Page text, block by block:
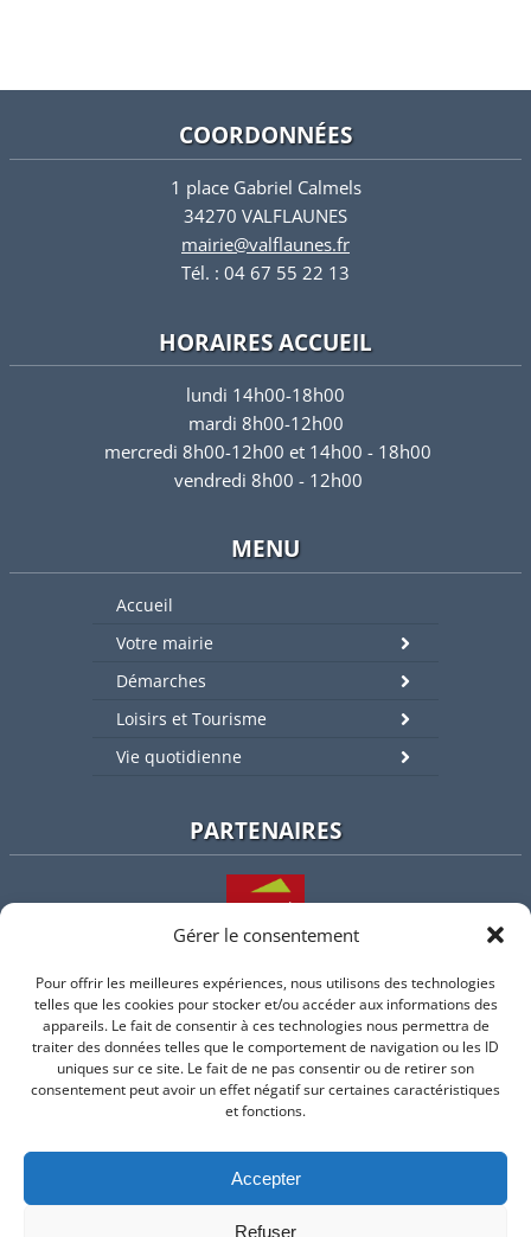
Gérer le consentement
Pour offrir les meilleures expériences, nous utilisons des technologies
telles que les cookies pour stocker et/ou accéder aux informations des
appareils. Le fait de consentir à ces technologies nous permettra de
traiter des données telles que le comportement de navigation ou les ID
uniques sur ce site. Le fait de ne pas consentir ou de retirer son
consentement peut avoir un effet négatif sur certaines caractéristiques
et fonctions.
Accepter
Refuser
COORDONNÉES
1 place Gabriel Calmels
34270 VALFLAUNES
mairie@valflaunes.fr
Tél. : 04 67 55 22 13
HORAIRES ACCUEIL
lundi 14h00-18h00
mardi 8h00-12h00
mercredi 8h00-12h00 et 14h00 - 18h00
vendredi 8h00 - 12h00
MENU
Accueil
Votre mairie
Démarches
Loisirs et Tourisme
Vie quotidienne
PARTENAIRES
L'intercommunalité
Intramuros
Suivez-nous sur Facebook